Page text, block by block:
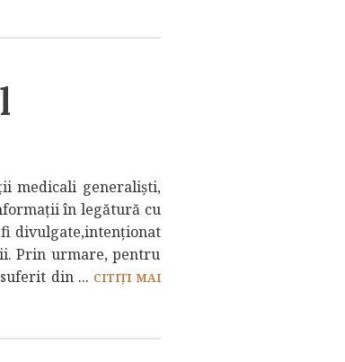
medicali generaliști,
în legătură cu
divulgate,intenționat
Prin urmare, pentru
din ... CITIȚI MAI